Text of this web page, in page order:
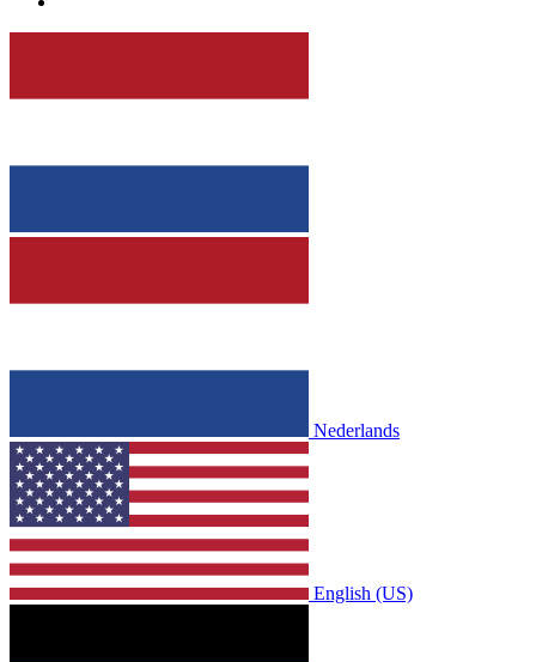
Nederlands
English (US)